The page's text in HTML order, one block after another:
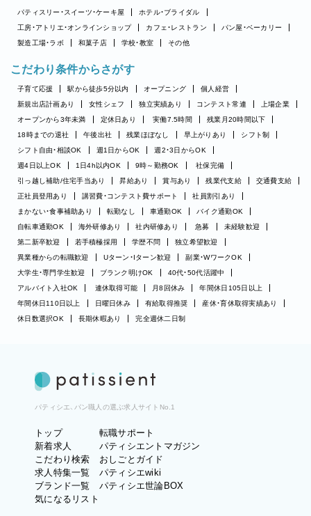
パティスリー・スイーツ・ケーキ屋
ホテル・ブライダル
工房・アトリエ・オンラインショップ
カフェ・レストラン
パン屋・ベーカリー
製造工場・ラボ
和菓子店 学校・教室 その他
こだわり条件からさがす
子育て応援 駅から徒歩5分以内 オープニング
個人経営
新規出店計画あり
女性シェフ 独立実績あり コンテスト常連
上場企業
オープンから3年未満
定休日あり 実働7.5時間
残業月20時間以下
18時までの退社
午後出社 残業ほぼなし 早上がりあり
シフト制
シフト自由・相談OK
週1日からOK
週2・3日からOK
週4日以上OK
1日4h以内OK 9時～勤務OK
社保完備
引っ越し補助/住宅手当あり
昇給あり 賞与あり 残業代支給
交通費支給
正社員登用あり
講習費・コンテスト費サポート
社員割引あり
まかない・食事補助あり
転勤なし 車通勤OK
バイク通勤OK
自転車通勤OK
海外研修あり 社内研修あり 急募
未経験歓迎
第二新卒歓迎
若手積極採用 学歴不問
独立希望歓迎
異業種からの転職歓迎
Uターン・Iターン歓迎
副業・WワークOK
大学生・専門学生歓迎
ブランク明けOK
40代・50代活躍中
アルバイト入社OK
連休取得可能 月8回休み
年間休日105日以上
年間休日110日以上
日曜日休み 有給取得推奨
産休・育休取得実績あり
休日数選択OK
長期休暇あり 完全週休二日制
パティシエ、パン職人の選ぶ求人サイトNo.1
トップ
新着求人
こだわり検索
求人特集一覧
ブランド一覧
気になるリスト
転職サポート
パティシエントマガジン
おしごとガイド
パティシエwiki
パティシエ世論BOX